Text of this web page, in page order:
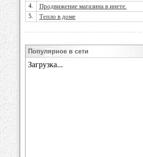
4. Продвижение магазина в инете.
5. Тепло в доме
Популярное в сети